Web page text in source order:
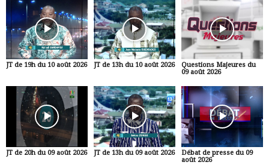
JT de 19h du 10 août 2026 JT de 13h du 10 août 2026
Questions Majeures du
09 août 2026
JT de 20h du 09 août 2026 JT de 13h du 09 août 2026
Débat de presse du 09
août 2026